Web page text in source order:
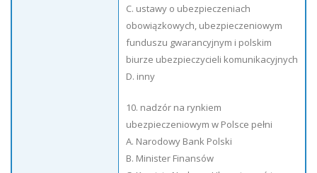
C. ustawy o ubezpieczeniach
obowiązkowych, ubezpieczeniowym
funduszu gwarancyjnym i polskim
biurze ubezpieczycieli komunikacyjnych
D. inny
10. nadzór na rynkiem
ubezpieczeniowym w Polsce pełni
A. Narodowy Bank Polski
B. Minister Finansów